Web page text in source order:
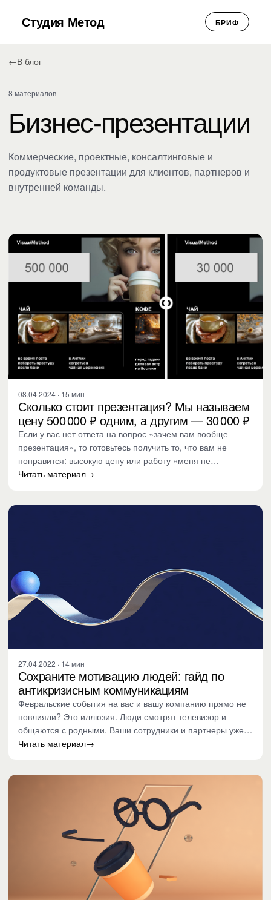
Студия Метод БРИФ
←В блог
8 материалов
Бизнес-презентации
Коммерческие, проектные, консалтинговые и
продуктовые презентации для клиентов, партнеров и
внутренней команды.
08.04.2024 · 15 мин
Сколько стоит презентация? Мы называем
цену 500 000 ₽ одним, а другим — 30 000 ₽
Если у вас нет ответа на вопрос «зачем вам вообще
презентация», то готовьтесь получить то, что вам не
понравится: высокую цену или работу «меня не
впечатлило».…
Читать материал→
27.04.2022 · 14 мин
Сохраните мотивацию людей: гайд по
антикризисным коммуникациям
Февральские события на вас и вашу компанию прямо не
повлияли? Это иллюзия. Люди смотрят телевизор и
общаются с родными. Ваши сотрудники и партнеры уже
задавали себе…
Читать материал→